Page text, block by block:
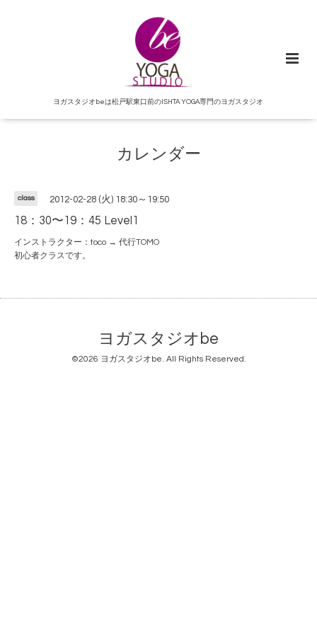
ヨガスタジオbeは松戸駅東口前のISHTA YOGA専門のヨガスタジオ
カレンダー
class 2012-02-28 (火) 18:30～19:50
18：30〜19：45 Level1
インストラクター：toco → 代行TOMO
初心者クラスです。
ヨガスタジオbe
©2026 ヨガスタジオbe. All Rights Reserved.